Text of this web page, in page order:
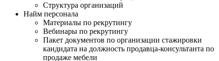
Структура организаций
Найм персонала
Материалы по рекрутингу
Вебинары по рекрутингу
Пакет документов по организации стажировки
кандидата на должность продавца-консультанта по
продаже мебели